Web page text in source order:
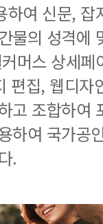
하여 신문,
물의 성격에
머스 상세
편집, 웹디자
고 조합하여
하여 국가공
.